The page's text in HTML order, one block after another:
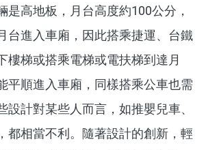
高地板，月台高度約100公分，
台進入車廂，因此搭乘捷運、台鐵
樓梯或搭乘電梯或電扶梯到達月
平順進入車廂，同樣搭乘公車也需
設計對某些人而言，如推嬰兒車、
都相當不利。隨著設計的創新，輕